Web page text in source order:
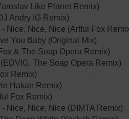
Like Planet Remix)
Andry IG Remix)
Nice, Nice, Nice (Artful Fox
You Baby (Original Mix)
& The Soap Opera Remix)
The Soap Opera Remix)
Remix)
Hakan Remix)
Fox Remix)
Nice, Nice, Nice (DIMTA Remix)